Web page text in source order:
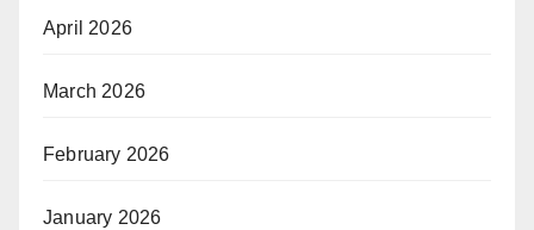
April 2026
March 2026
February 2026
January 2026